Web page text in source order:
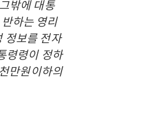
밖에 대통
하는 영리
정보를 전자
령령이 정하
만원이하의